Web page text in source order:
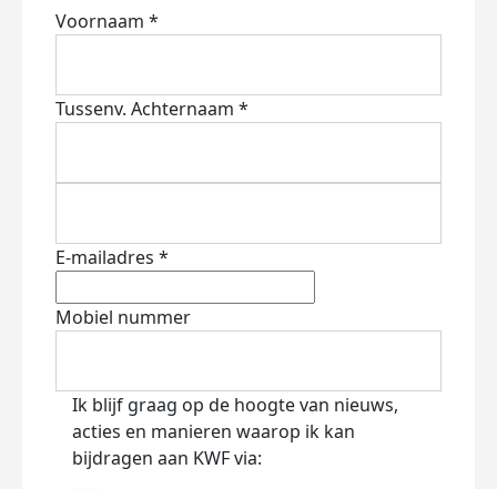
Voornaam *
Tussenv. Achternaam *
E-mailadres *
Mobiel nummer
Ik blijf graag op de hoogte van nieuws,
acties en manieren waarop ik kan
bijdragen aan KWF via: